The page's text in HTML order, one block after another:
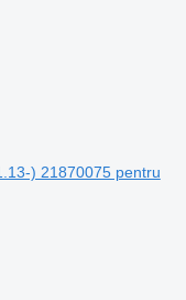
) 21870075 pentru